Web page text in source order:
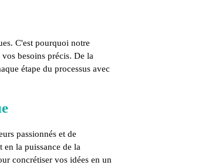
C'est pourquoi notre
besoins précis. De la
étape du processus avec
passionnés et de
en la puissance de la
concrétiser vos idées en un